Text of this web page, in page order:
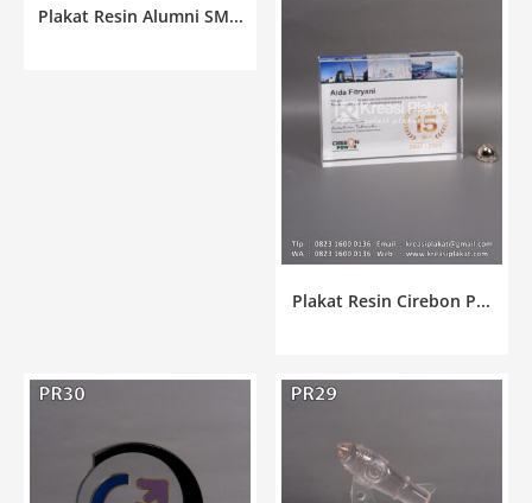
Plakat Resin Alumni SM...
Plakat Resin Cirebon P...